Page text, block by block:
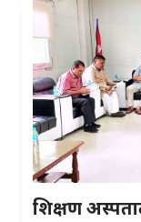
शिक्षण